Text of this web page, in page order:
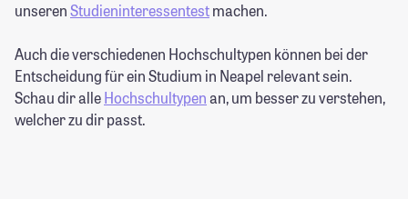
unserenStudieninteressentestmachen.
Auch die verschiedenen Hochschultypen können bei der
Entscheidung für ein Studium in Neapel relevant sein.
Schau dir alleHochschultypenan, um besser zu verstehen,
welcher zu dir passt.